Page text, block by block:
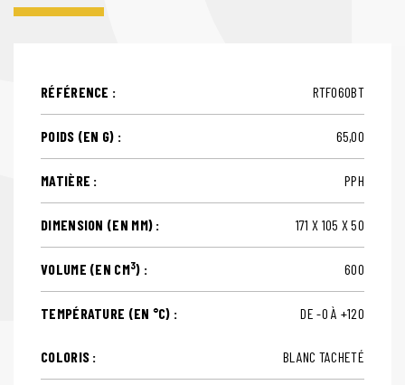
RÉFÉRENCE : RTF060BT
POIDS (EN G) : 65,00
MATIÈRE : PPH
DIMENSION (EN MM) : 171 X 105 X 50
VOLUME (EN CM3) : 600
TEMPÉRATURE (EN °C) : DE -0 À +120
COLORIS : BLANC TACHETÉ